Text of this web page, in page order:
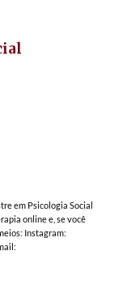
em Psicologia Social
online e, se você
Instagram: